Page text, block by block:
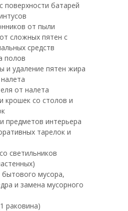
поверхности батарей
от пыли
сложных пятен с
средств
полов
и удаление пятен жира
от налета
крошек со столов и
предметов интерьера
тарелок и
светильников
мусора,
и замена мусорного
раковина)